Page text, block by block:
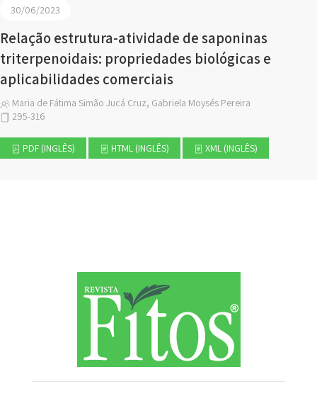
30/06/2023
Relação estrutura-atividade de saponinas
triterpenoidais: propriedades biológicas e
aplicabilidades comerciais
Maria de Fátima Simão Jucá Cruz, Gabriela Moysés Pereira
295-316
PDF (INGLÊS) HTML (INGLÊS) XML (INGLÊS)